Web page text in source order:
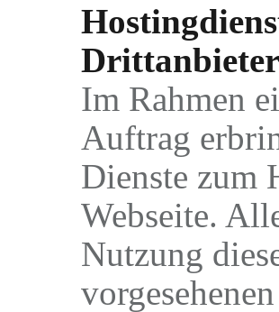
Drittanbieter
Im Rahmen
Auftrag
Dienste zum
Webseite.
Nutzung